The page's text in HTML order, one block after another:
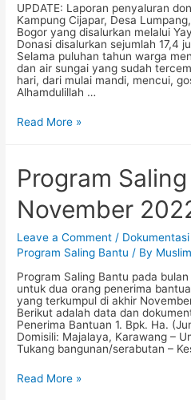
UPDATE: Laporan penyaluran
Kampung Cijapar, Desa
Bogor yang disalurkan melalui
Donasi disalurkan sejumlah 17,4
Selama puluhan tahun warga
dan air sungai yang sudah
hari, dari mulai mandi, mencui,
Alhamdulillah …
Wakaf
Warga
Kampung
Desa
Lumpang,
Read More »
Program
November
Leave a Comment /
Program Saling Bantu / By
Program Saling Bantu pada
untuk dua orang penerima
yang terkumpul di akhir
Berikut adalah data dan
Penerima Bantuan 1. Bpk. Ha.
Domisili: Majalaya, Karawang –
Tukang bangunan/serabutan –
Program
Read More »